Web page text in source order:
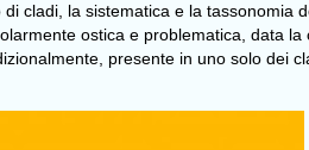
cladi, la sistematica e la tassonomia
ostica e problematica, data la
presente in uno solo dei